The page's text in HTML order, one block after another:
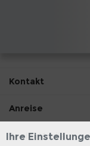
Kontakt
Anreise
Social Media
Ihre